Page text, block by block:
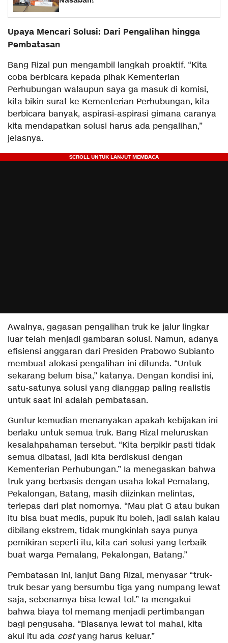
Upaya Mencari Solusi: Dari Pengalihan hingga
Pembatasan
Bang Rizal pun mengambil langkah proaktif. “Kita
coba berbicara kepada pihak Kementerian
Perhubungan walaupun saya ga masuk di komisi,
kita bikin surat ke Kementerian Perhubungan, kita
berbicara banyak, aspirasi-aspirasi gimana caranya
kita mendapatkan solusi harus ada pengalihan,”
jelasnya.
Awalnya, gagasan pengalihan truk ke jalur lingkar
luar telah menjadi gambaran solusi. Namun, adanya
efisiensi anggaran dari Presiden Prabowo Subianto
membuat alokasi pengalihan ini ditunda. “Untuk
sekarang belum bisa,” katanya. Dengan kondisi ini,
satu-satunya solusi yang dianggap paling realistis
untuk saat ini adalah pembatasan.
Guntur kemudian menanyakan apakah kebijakan ini
berlaku untuk semua truk. Bang Rizal meluruskan
kesalahpahaman tersebut. “Kita berpikir pasti tidak
semua dibatasi, jadi kita berdiskusi dengan
Kementerian Perhubungan.” Ia menegaskan bahwa
truk yang berbasis dengan usaha lokal Pemalang,
Pekalongan, Batang, masih diizinkan melintas,
terlepas dari plat nomornya. “Mau plat G atau bukan
itu bisa buat medis, pupuk itu boleh, jadi salah kalau
dibilang ekstrem, tidak mungkinlah saya punya
pemikiran seperti itu, kita cari solusi yang terbaik
buat warga Pemalang, Pekalongan, Batang.”
Pembatasan ini, lanjut Bang Rizal, menyasar “truk-
truk besar yang bersumbu tiga yang numpang lewat
saja, sebenarnya bisa lewat tol.” Ia mengakui
bahwa biaya tol memang menjadi pertimbangan
bagi pengusaha. “Biasanya lewat tol mahal, kita
akui itu ada costyang harus keluar.”